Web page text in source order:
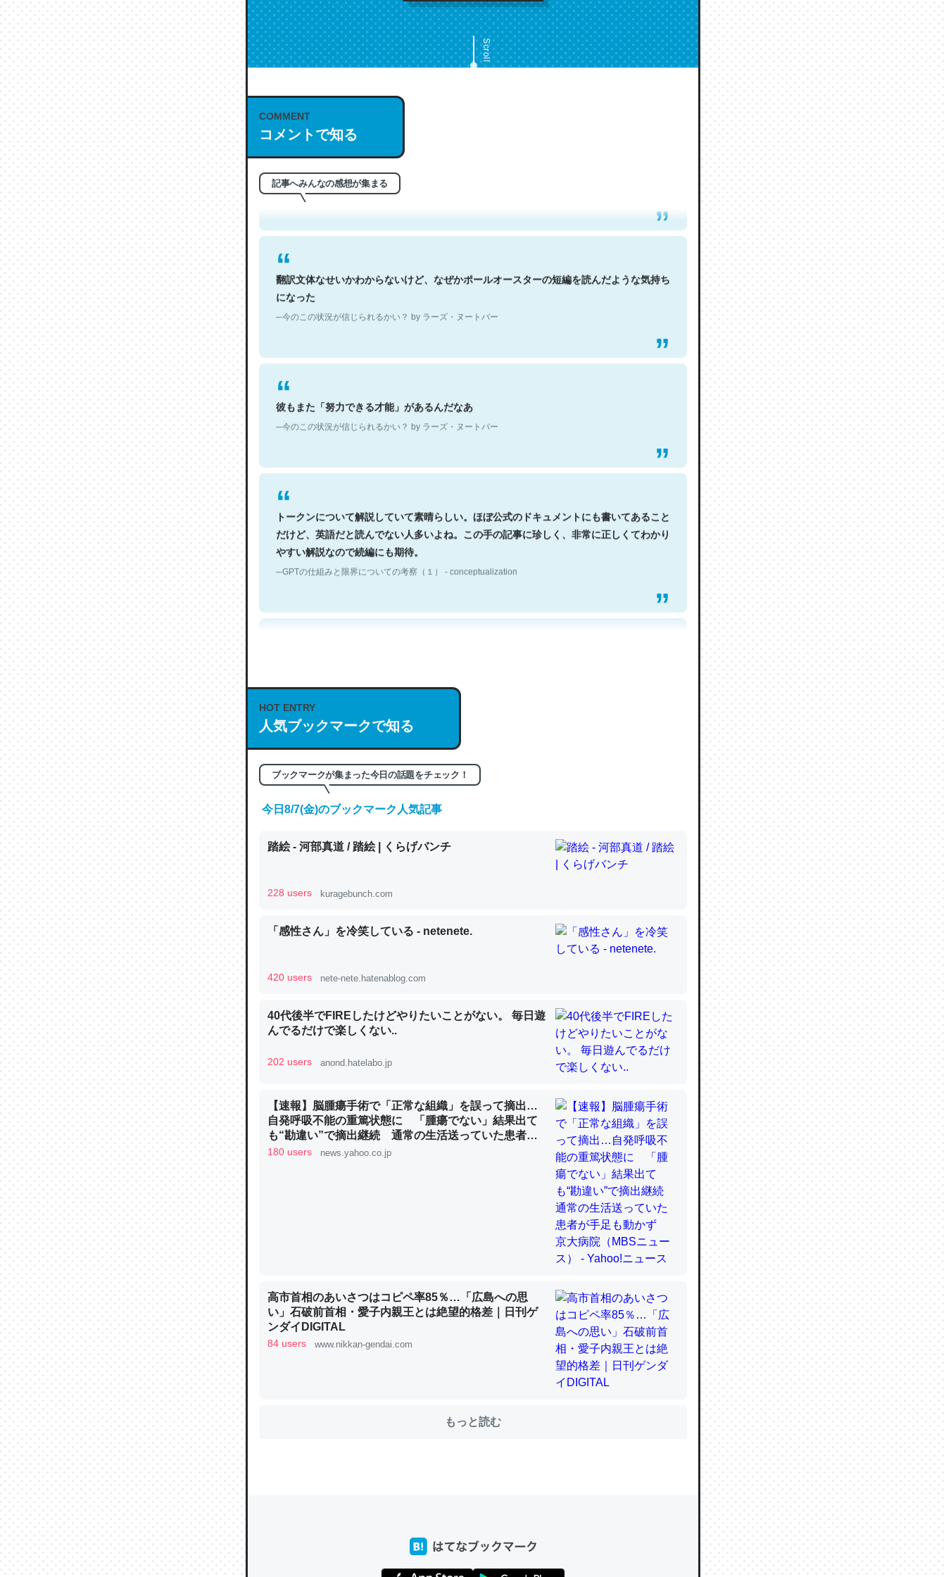
Scroll
COMMENT
コメントで知る
記事へみんなの感想が集まる
これは名文。彼はとてもクレバーなんだろうなと凄く思う。英語少しでも読める人は原文
もお勧め。自分はこの流れ好き。Let’s Fucking Go. Then Covid hit. Shit.
─今のこの状況が信じられるかい？ by ラーズ・ヌートバー
翻訳文体なせいかわからないけど、なぜかポールオースターの短編を読んだような気持ち
になった
─今のこの状況が信じられるかい？ by ラーズ・ヌートバー
彼もまた「努力できる才能」があるんだなあ
─今のこの状況が信じられるかい？ by ラーズ・ヌートバー
トークンについて解説していて素晴らしい。ほぼ公式のドキュメントにも書いてあること
だけど、英語だと読んでない人多いよね。この手の記事に珍しく、非常に正しくてわかり
やすい解説なので続編にも期待。
─GPTの仕組みと限界についての考察（１） - conceptualization
これは良記事。32768トークンだと英語小説100ページ分くらい。小説でいう「ずっと前
の伏線」は回収されないけど、短期記憶というには多い分量。進化すればするほど分かり
やすく強くなりそう
の600分の1程度。
─ニュース :: 【研究発表】昆虫学の大問題＝「昆虫はなぜ海にいないのか」に関する新仮説
論文では「淡水はカルシウムも酸素も不足してて両方に不利だから両方が拮抗してるので
は」とあって面白い。海にいる鋏角類（カブトガニ・ウミグモ）はカルシウムを使わずキ
─ニュース :: 【研究発表】昆虫学の大問題＝「昆虫はなぜ海にいないのか」に関する新仮説
これを元に考えるとカルシウムを大量に使う脊椎動物と貝類は苦労してるんだな…。腹足
─ニュース :: 【研究発表】昆虫学の大問題＝「昆虫はなぜ海にいないのか」に関する新仮説
ウチもEchoを実家に置いて４年。でたまに覗いてる。ぼちぼちRingも置こうかと画策
中。あと、Googleマップで位置情報を共有してる。電池残量や充電中かが分かるのでこ
─たまにLINEするくらいだった遠方の父67歳と僕。ITツール導入でコミュニケーションが劇的に変化し
HOT ENTRY
人気ブックマークで知る
ブックマークが集まった今日の話題をチェック！
今日8/7(金)のブックマーク人気記事
踏絵 - 河部真道 / 踏絵 | くらげバンチ
228 users kuragebunch.com
「感性さん」を冷笑している - netenete.
420 users nete-nete.hatenablog.com
40代後半でFIREしたけどやりたいことがない。 毎日遊
んでるだけで楽しくない..
202 users anond.hatelabo.jp
【速報】脳腫瘍手術で「正常な組織」を誤って摘出…
自発呼吸不能の重篤状態に 「腫瘍でない」結果出て
も“勘違い”で摘出継続 通常の生活送っていた患者が
手足も動かず 京大病院（MBSニュース） - Yahoo!ニ
180 users news.yahoo.co.jp
高市首相のあいさつはコピペ率85％…「広島への思
い」石破前首相・愛子内親王とは絶望的格差｜日刊ゲ
ンダイDIGITAL
84 users www.nikkan-gendai.com
もっと読む